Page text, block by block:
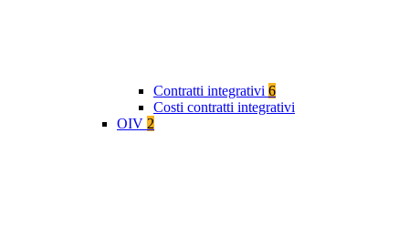
Contratti integrativi 6
Costi contratti integrativi
OIV 2